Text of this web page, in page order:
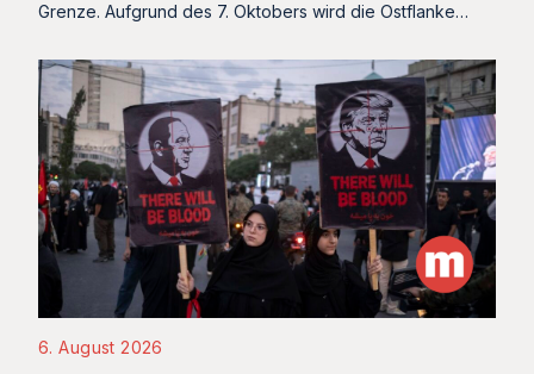
Grenze. Aufgrund des 7. Oktobers wird die Ostflanke…
6. August 2026